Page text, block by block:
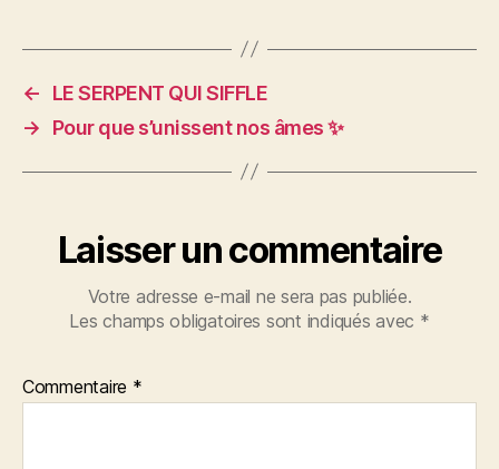
←
LE SERPENT QUI SIFFLE
→
Pour que s’unissent nos âmes ✨
Laisser un commentaire
Votre adresse e-mail ne sera pas publiée.
Les champs obligatoires sont indiqués avec *
Commentaire *